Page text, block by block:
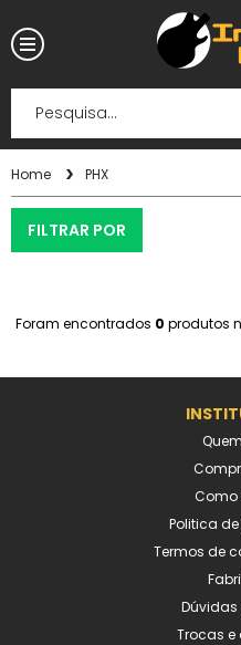
Home PHX
FILTRAR POR
Foram encontrados 0 produtos
Politica
Termos de
Dúvidas
Trocas e